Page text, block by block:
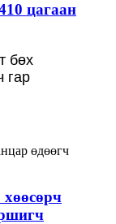
цагаан
бөх
гар